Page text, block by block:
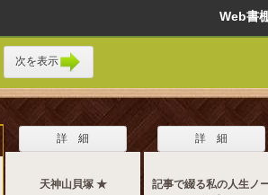
Web
次を表示
詳 細
天神山貝塚 ★
詳 細
記事で綴る私の人生ノ